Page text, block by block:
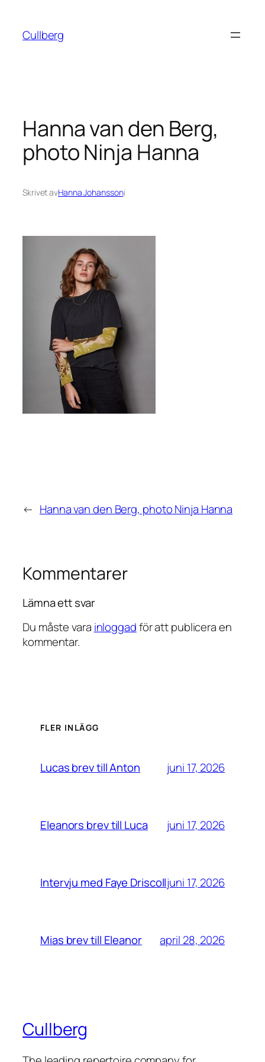
innehåll
Cullberg
Hanna van den Berg,
photo Ninja Hanna
Skrivet avHanna Johanssoni
← Hanna van den Berg, photo Ninja Hanna
Kommentarer
Lämna ett svar
Du måste vara inloggadför att publicera en
kommentar.
FLER INLÄGG
Lucas brev till Anton juni 17, 2026
Eleanors brev till Luca juni 17, 2026
Intervju med Faye Driscolljuni 17, 2026
Mias brev till Eleanor april 28, 2026
Cullberg